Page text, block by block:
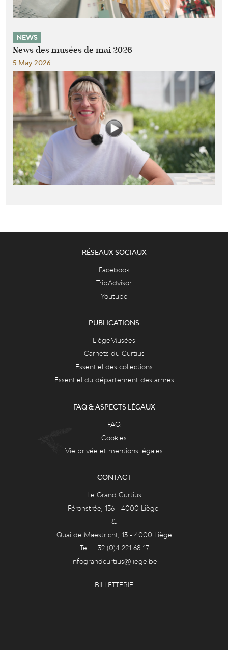
NEWS
News des musées de mai 2026
5 May 2026
RÉSEAUX SOCIAUX
Facebook
TripAdvisor
Youtube
PUBLICATIONS
LiègeMusées
Carnets du Curtius
Essentiel des collections
Essentiel du département des armes
FAQ & ASPECTS LÉGAUX
FAQ
Cookies
Vie privée et mentions légales
CONTACT
Le Grand Curtius
Féronstrée, 136 - 4000 Liège
&
Quai de Maestricht, 13 - 4000 Liège
Tel : +32 (0)4 221 68 17
infograndcurtius@liege.be
BILLETTERIE